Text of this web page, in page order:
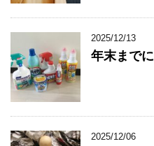
2025/12/13
年末まで
2025/12/06